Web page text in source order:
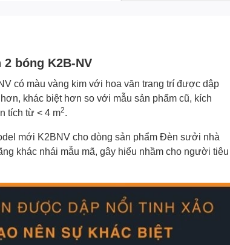
bóng K2B-NV
có màu vàng kim với hoa văn trang trí được dập
khác biệt hơn so với mẫu sản phẩm cũ, kích
tích từ < 4 m2
mới K2BNV cho dòng sản phẩm Đèn sưởi nhà
khác nhái mẫu mã, gây hiểu nhầm cho người tiêu